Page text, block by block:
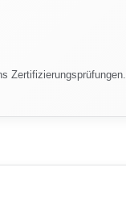
Zertifizierungsprüfungen.